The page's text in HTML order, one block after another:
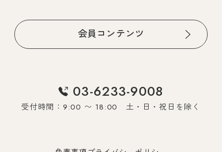
会員コンテンツ
03-6233-9008
受付時間：9:00 〜 18:00 土・日・祝日を除く